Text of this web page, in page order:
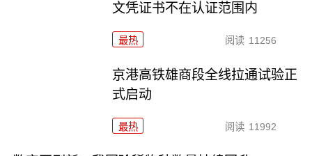
文凭证书不在认证范围内
最热 阅读 11256
京港高铁雄商段全线拉通试验正
式启动
最热 阅读 11992